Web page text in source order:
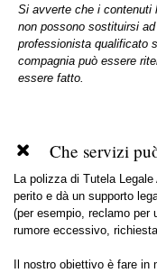
Si avverte che i contenuti
non possono sostituirsi
professionista qualificato
compagnia può essere
essere fatto.
Che servizi
La polizza di Tutela
perito e dà un supporto
(per esempio, reclamo per
rumore eccessivo,
Il nostro obiettivo è fare